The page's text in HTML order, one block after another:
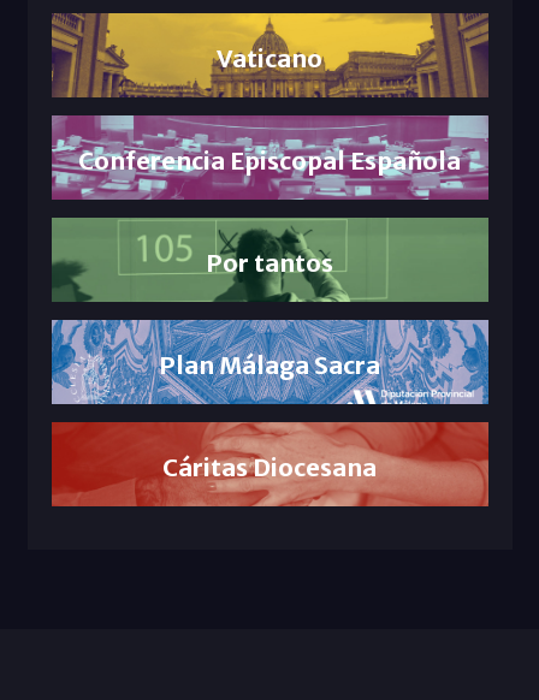
Vaticano
Conferencia Episcopal Española
Por tantos
Plan Málaga Sacra
Cáritas Diocesana